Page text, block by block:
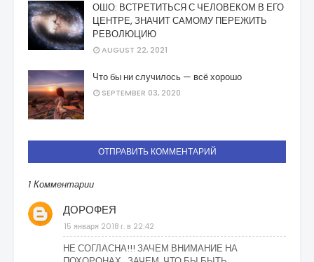
ОШО: ВСТРЕТИТЬСЯ С ЧЕЛОВЕКОМ В ЕГО
ЦЕНТРЕ, ЗНАЧИТ САМОМУ ПЕРЕЖИТЬ
РЕВОЛЮЦИЮ
AUGUST 22, 2021
Что бы ни случилось — всё хорошо
SEPTEMBER 03, 2020
ОТПРАВИТЬ КОММЕНТАРИЙ
1 Комментарии
ДОРОФЕЯ
15 января 2018 г. в 22:42
НЕ СОГЛАСНА!!! ЗАЧЕМ ВНИМАНИЕ НА